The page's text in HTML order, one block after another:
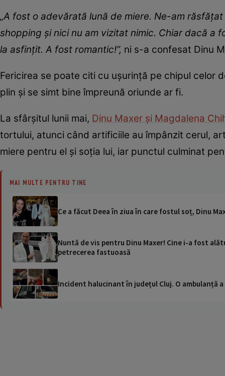
„A fost o adevărată lună de miere. Ne-am
shopping și nici nu am vizitat nimic. Chiar dacă
la asfințit. A fost romantic!”, ni s-a confesat Dinu
Fericirea se poate citi cu ușurință pe chipul celor
plin și se simt bine împreună oriunde ar fi.
La sfârșitul lunii mai, Dinu Maxer și Magdalena
tortului, atunci când artificiile au împânzit cerul,
miere pentru el și soția lui, iar punctul culminat
MAI MULTE PENTRU TINE
Ce a făcut Deea în ziua în care fostul soț, Dinu
Nuntă de vis pentru Dinu Maxer! Cine i-a fost
petrecerea fastuoasă
Incident halucinant în județul Cluj. O ambulanță